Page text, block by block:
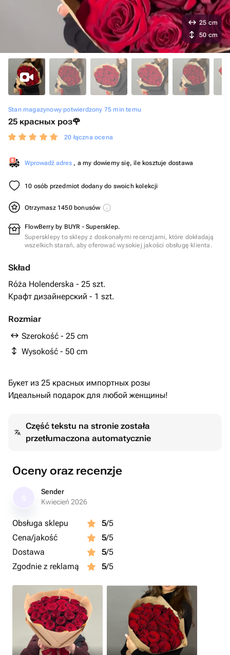
Stan magazynowy potwierdzony 75 min temu
25 красных роз️🌹
20 łączna ocena
Wprowadź adres , a my dowiemy się, ile kosztuje dostawa
10 osób przedmiot dodany do swoich kolekcji
Otrzymasz 1450 bonusów
FlowBerry by BUYR - Supersklep.
Supersklepy to sklepy z doskonałymi recenzjami, które dokładają
wszelkich starań, aby oferować wysokiej jakości obsługę klienta.
Skład
Róża Holenderska - 25 szt.
Крафт дизайнерский - 1 szt.
Rozmiar
Szerokość - 25 cm
Wysokość - 50 cm
25 cm
50 cm
Букет из 25 красных импортных розы
Идеальный подарок для любой женщины!
Część tekstu na stronie została
przetłumaczona automatycznie
Oceny oraz recenzje
Sender
Kwiecień 2026
Obsługa sklepu 5/5
Cena/jakość
5/5
Dostawa
5/5
Zgodnie z reklamą
5/5